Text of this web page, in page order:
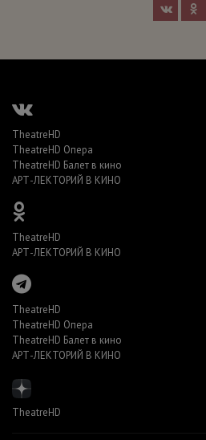
TheatreHD
TheatreHD Опера
TheatreHD Балет в кино
АРТ-ЛЕКТОРИЙ В КИНО
TheatreHD
АРТ-ЛЕКТОРИЙ В КИНО
TheatreHD
TheatreHD Опера
TheatreHD Балет в кино
АРТ-ЛЕКТОРИЙ В КИНО
TheatreHD